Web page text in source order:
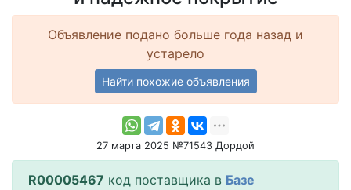
Объявление подано больше года назад и
устарело
Найти похожие объявления
27 марта 2025 №71543 Дордой
R00005467 код поставщика в Базе